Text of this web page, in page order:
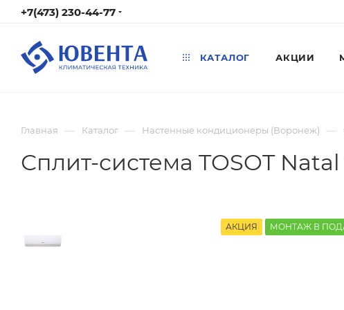
+7(473) 230-44-77
КАТАЛОГ АКЦИИ
Главная — Каталог — Настенные кондиционеры (Воронеж) —
Сплит-система TOSOT
АКЦИЯ МОНТАЖ В